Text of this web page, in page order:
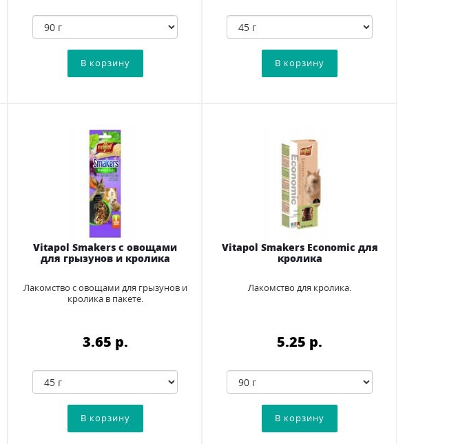
Vitapol Smakers с овощами
для грызунов и кролика
Лакомство с овощами для грызунов и
кролика в пакете.
3.65 p.
Vitapol Smakers Economic для
кролика
Лакомство для кролика.
5.25 p.